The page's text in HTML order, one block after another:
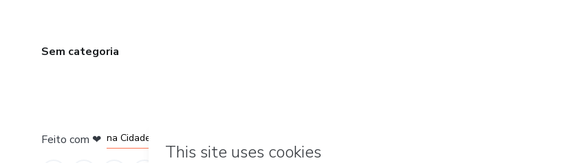
Sem categoria
Feito com ❤
em Belo Horizonte
na Cidade do México